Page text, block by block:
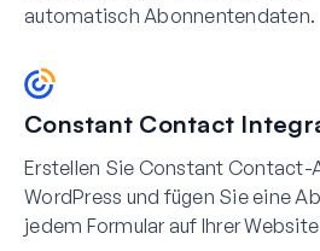
automatisch Abonnentendaten.
Constant Contact
Erstellen Sie Constant Contact-
WordPress und fügen Sie eine
jedem Formular auf Ihrer